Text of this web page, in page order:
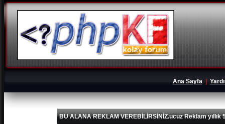
Ana Sayfa|
BU ALANA REKLAM VEREBİLİRSİNİZ.ucuz Reklam yıllık